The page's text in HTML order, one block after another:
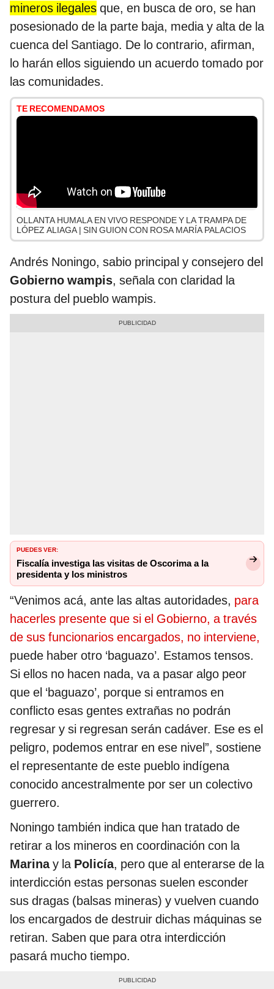
mineros ilegales que, en busca de oro, se han
posesionado de la parte baja, media y alta de la
cuenca del Santiago. De lo contrario, afirman,
lo harán ellos siguiendo un acuerdo tomado por
las comunidades.
TE RECOMENDAMOS
OLLANTA HUMALA EN VIVO RESPONDE Y LA TRAMPA DE
LÓPEZ ALIAGA | SIN GUION CON ROSA MARÍA PALACIOS
Andrés Noningo, sabio principal y consejero del
Gobierno wampis, señala con claridad la
postura del pueblo wampis.
PUEDES VER:
Fiscalía investiga las visitas de Oscorima a la
presidenta y los ministros
“Venimos acá, ante las altas autoridades, para
hacerles presente que si el Gobierno, a través
de sus funcionarios encargados, no interviene,
puede haber otro ‘baguazo’. Estamos tensos.
Si ellos no hacen nada, va a pasar algo peor
que el ‘baguazo’, porque si entramos en
conflicto esas gentes extrañas no podrán
regresar y si regresan serán cadáver. Ese es el
peligro, podemos entrar en ese nivel”, sostiene
el representante de este pueblo indígena
conocido ancestralmente por ser un colectivo
guerrero.
Noningo también indica que han tratado de
retirar a los mineros en coordinación con la
Marinay la Policía, pero que al enterarse de la
interdicción estas personas suelen esconder
sus dragas (balsas mineras) y vuelven cuando
los encargados de destruir dichas máquinas se
retiran. Saben que para otra interdicción
pasará mucho tiempo.